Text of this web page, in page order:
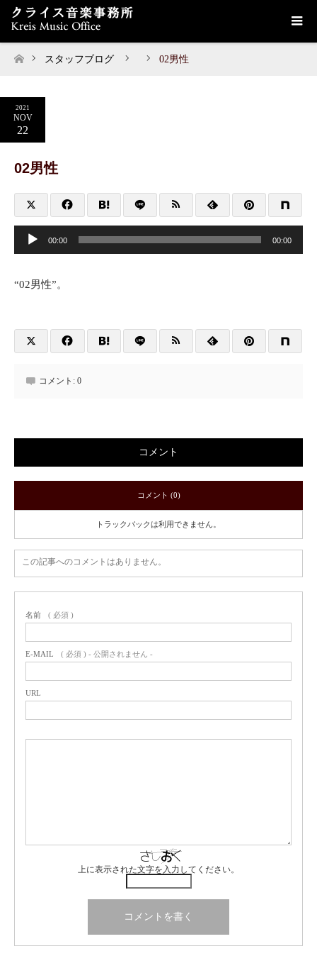
スタッフブログ 02男性
2021
NOV
22
02男性
ヤ
00:00 00:00
“02男性”。
コメント: 0
コメント
コメント (0)
トラックバックは利用できません。
この記事へのコメントはありません。
名前 ( 必須 )
E-MAIL ( 必須 ) - 公開されません -
URL
上に表示された文字を入力してください。